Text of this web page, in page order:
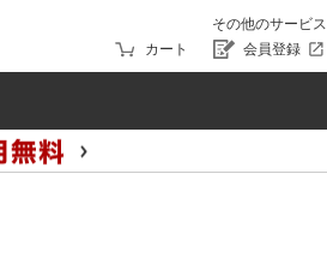
その他のサービス
カート
会員登録